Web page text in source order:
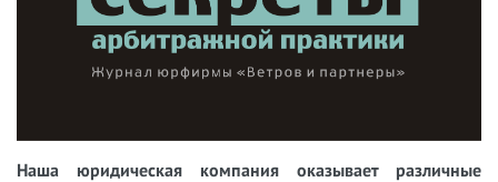
Наша юридическая компания оказывает различные